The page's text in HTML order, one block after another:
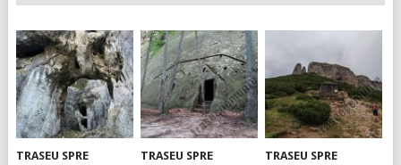
TRASEU SPRE TRASEU SPRE TRASEU SPRE